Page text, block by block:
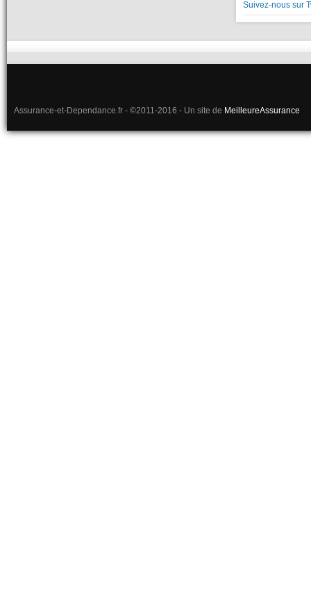
Suivez-nous sur
Assurance-et-Dependance.fr - ©2011-2016 - Un site de MeilleureAssurance